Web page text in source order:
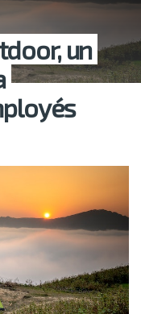
un